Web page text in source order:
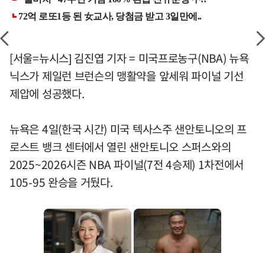
[서울=뉴시스] 김진엽 기자 = 미국프로농구(NBA) 뉴욕
닉스가 제일런 브런슨의 맹활약을 앞세워 파이널 기선
제압에 성공했다.
뉴욕은 4일(한국 시간) 미국 텍사스주 샌안토니오의 프
로스트 뱅크 센터에서 열린 샌안토니오 스퍼스와의
2025~2026시즌 NBA 파이널(7전 4승제) 1차전에서
105-95 완승을 거뒀다.